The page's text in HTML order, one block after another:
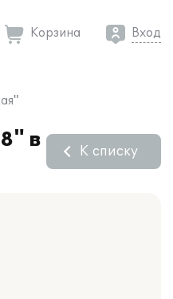
Корзина Вход
в
К списку